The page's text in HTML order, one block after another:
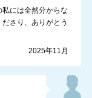
には全然分からな
さり、ありがとう
2025年11月